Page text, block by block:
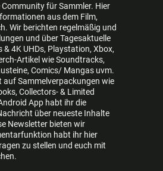
für Sammler. Hier
aus dem Film,
Wir berichten regelmäßig und
und über Tagesaktuelle
4K UHDs, Playstation, Xbox,
Artikel wie Soundtracks,
Comics/ Mangas uvm.
auf Sammelverpackungen wie
Collectors- & Limited
App habt ihr die
über neueste Inhalte
Newsletter bieten wir
habt ihr hier
zu stellen und euch mit